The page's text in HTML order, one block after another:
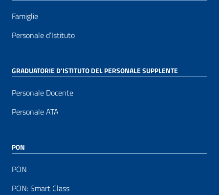
Famiglie
Personale d’Istituto
GRADUATORIE D’ISTITUTO DEL PERSONALE SUPPLENTE
Personale Docente
Personale ATA
PON
PON
PON: Smart Class